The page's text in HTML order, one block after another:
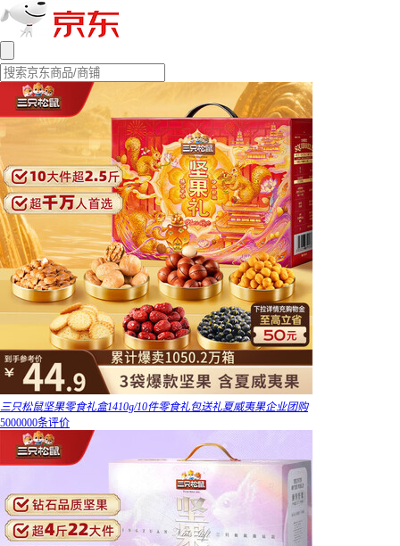
三只松鼠坚果零食礼盒1410g/10件零食礼包送礼夏威夷果企业团购
5000000条评价